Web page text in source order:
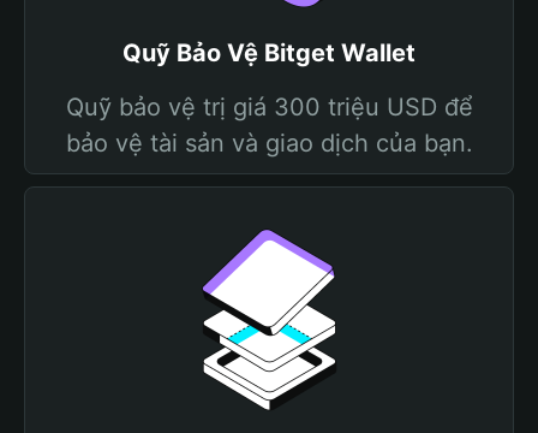
Quỹ Bảo Vệ Bitget Wallet
Quỹ bảo vệ trị giá 300 triệu USD để
bảo vệ tài sản và giao dịch của bạn.